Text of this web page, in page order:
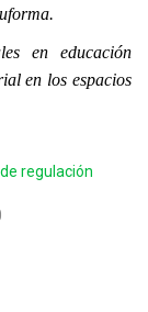
en educación
en los espacios
regulación